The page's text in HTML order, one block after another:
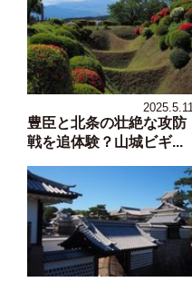
2025.5.11
豊臣と北条の壮絶な攻防
戦を追体験？山城ビギ...